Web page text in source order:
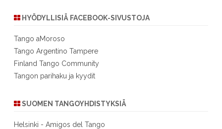
HYÖDYLLISIÄ FACEBOOK-SIVUSTOJA
Tango aMoroso
Tango Argentino Tampere
Finland Tango Community
Tangon parihaku ja kyydit
SUOMEN TANGOYHDISTYKSIÄ
Helsinki - Amigos del Tango